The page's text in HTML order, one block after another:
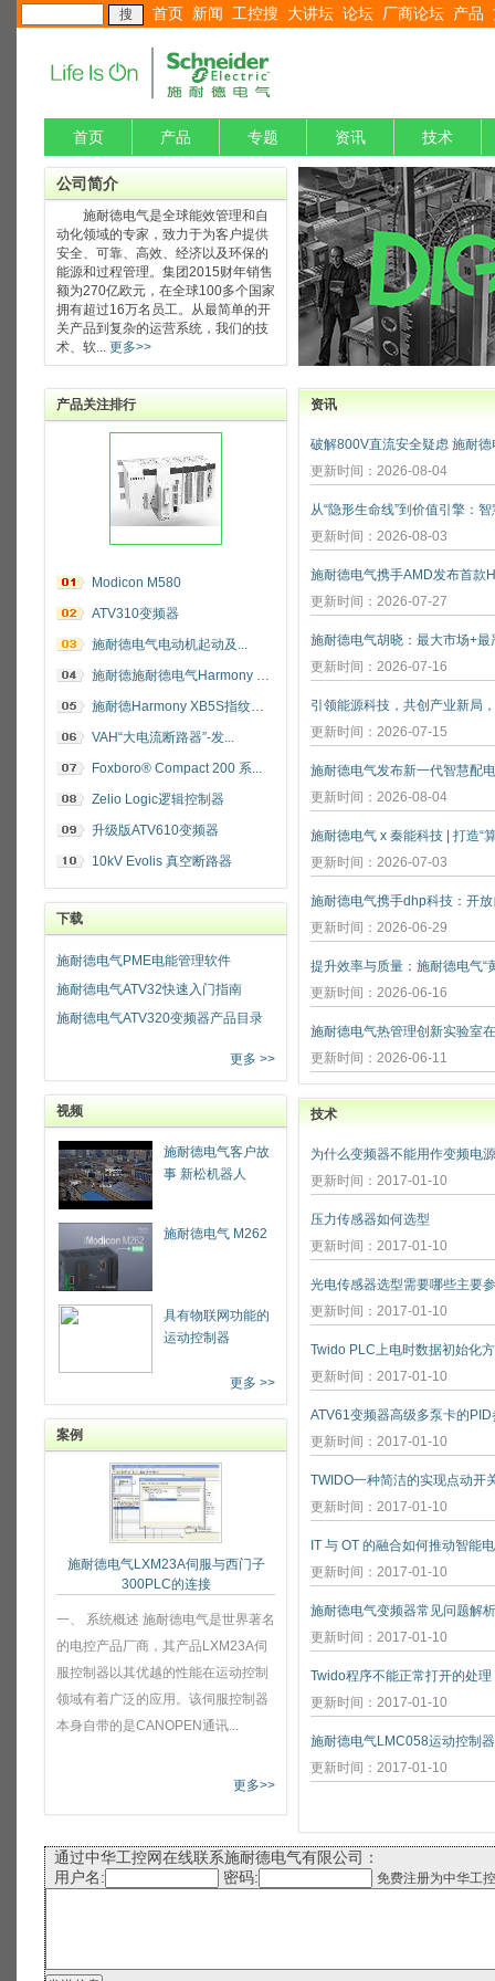
首页 新闻 工控搜 大讲坛 论坛 厂商论坛 产品
首页 产品 专题 资讯 技术
公司简介
施耐德电气是全球能效管理和自
动化领域的专家，致力于为客户提供
安全、可靠、高效、经济以及环保的
能源和过程管理。集团2015财年销售
额为270亿欧元，在全球100多个国家
拥有超过16万名员工。从最简单的开
关产品到复杂的运营系统，我们的技
术、软... 更多>>
产品关注排行
Modicon M580
ATV310变频器
施耐德电气电动机起动及...
施耐德施耐德电气Harmony 指纹开关
施耐德Harmony XB5S指纹识别开关
VAH“大电流断路器”-发...
Foxboro® Compact 200 系...
Zelio Logic逻辑控制器
升级版ATV610变频器
10kV Evolis 真空断路器
下载
施耐德电气PME电能管理软件
施耐德电气ATV32快速入门指南
施耐德电气ATV320变频器产品目录
更多 >>
视频
施耐德电气客户故
事 新松机器人
施耐德电气 M262
具有物联网功能的
运动控制器
更多 >>
案例
施耐德电气LXM23A伺服与西门子
300PLC的连接
一、 系统概述 施耐德电气是世界著名
的电控产品厂商，其产品LXM23A伺
服控制器以其优越的性能在运动控制
领域有着广泛的应用。该伺服控制器
本身自带的是CANOPEN通讯...
更多>>
资讯
更新时间：2026-08-04
更新时间：2026-08-03
施耐德电气携手AMD发布首款
更新时间：2026-07-27
更新时间：2026-07-16
更新时间：2026-07-15
施耐德电气发布新一代智慧配
更新时间：2026-08-04
施耐德电气 x 秦能科技 | 打造“
更新时间：2026-07-03
更新时间：2026-06-29
更新时间：2026-06-16
更新时间：2026-06-11
技术
为什么变频器不能用作变频电
更新时间：2017-01-10
压力传感器如何选型
更新时间：2017-01-10
光电传感器选型需要哪些主要
更新时间：2017-01-10
Twido PLC上电时数据初始化
更新时间：2017-01-10
ATV61变频器高级多泵卡的
更新时间：2017-01-10
TWIDO一种简洁的实现点动开
更新时间：2017-01-10
IT 与 OT 的融合如何推动智能
更新时间：2017-01-10
施耐德电气变频器常见问题解析
更新时间：2017-01-10
Twido程序不能正常打开的处理
更新时间：2017-01-10
施耐德电气LMC058运动控制
更新时间：2017-01-10
通过中华工控网在线联系施耐德电气有限公司：
用户名:
密码: 免费注册为中华工